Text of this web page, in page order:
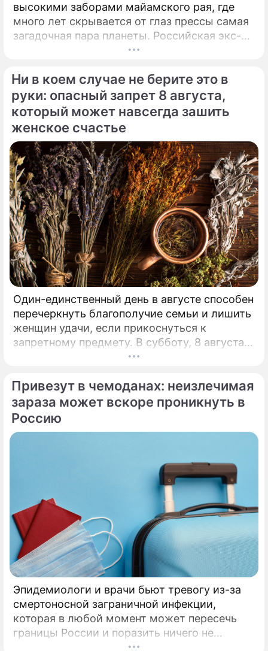
высокими заборами майамского рая, где
много лет скрывается от глаз прессы самая
загадочная пара планеты. Российская экс-
теннисистка Анна Курникова и испанский
двадцати лет удерживают статус одной из
самых закрытых и непубличных пар
мирового шоу-бизнеса.
Ни в коем случае не берите это в
руки: опасный запрет 8 августа,
который может навсегда зашить
женское счастье
Один-единственный день в августе способен
перечеркнуть благополучие семьи и лишить
женщин удачи, если прикоснуться к
запретному предмету. В субботу, 8 августа,
православная церковь молитвенно чтит
Ермолая, Ермиппа и Ермократа, иереев
Никомидийских.
Привезут в чемоданах: неизлечимая
зараза может вскоре проникнуть в
Россию
Эпидемиологи и врачи бьют тревогу из-за
смертоносной заграничной инфекции,
которая в любой момент может пересечь
границы России и поразить ничего не
подозревающих граждан. Россию